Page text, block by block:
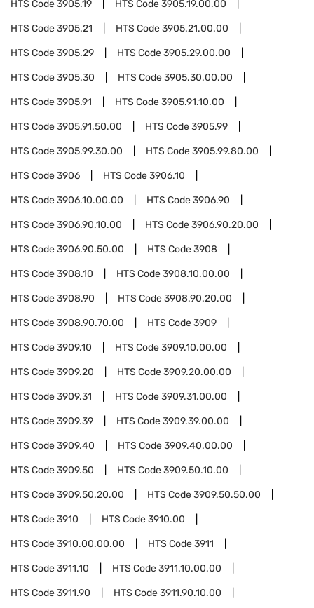
HTS Code3905.19 HTS Code3905.19.00.00
HTS Code3905.21 HTS Code3905.21.00.00
HTS Code3905.29 HTS Code3905.29.00.00
HTS Code3905.30 HTS Code3905.30.00.00
HTS Code3905.91 HTS Code3905.91.10.00
HTS Code3905.91.50.00 HTS Code3905.99
HTS Code3905.99.30.00 HTS Code3905.99.80.00
HTS Code3906 HTS Code3906.10
HTS Code3906.10.00.00 HTS Code3906.90
HTS Code3906.90.10.00 HTS Code3906.90.20.00
HTS Code3906.90.50.00 HTS Code3908
HTS Code3908.10 HTS Code3908.10.00.00
HTS Code3908.90 HTS Code3908.90.20.00
HTS Code3908.90.70.00 HTS Code3909
HTS Code3909.10 HTS Code3909.10.00.00
HTS Code3909.20 HTS Code3909.20.00.00
HTS Code3909.31 HTS Code3909.31.00.00
HTS Code3909.39 HTS Code3909.39.00.00
HTS Code3909.40 HTS Code3909.40.00.00
HTS Code3909.50 HTS Code3909.50.10.00
HTS Code3909.50.20.00 HTS Code3909.50.50.00
HTS Code3910 HTS Code3910.00
HTS Code3910.00.00.00 HTS Code3911
HTS Code3911.10 HTS Code3911.10.00.00
HTS Code3911.90 HTS Code3911.90.10.00